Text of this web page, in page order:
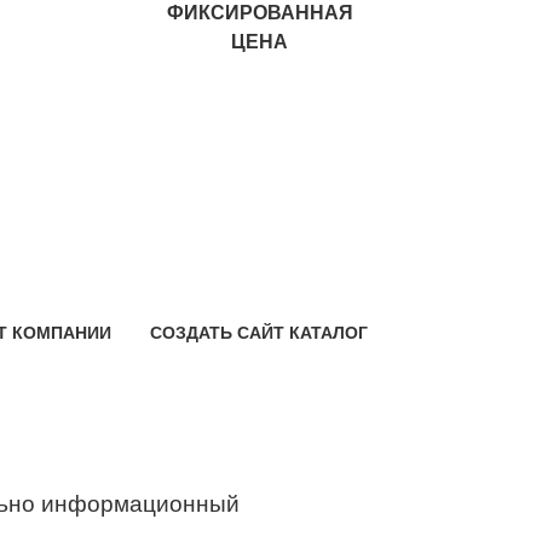
ФИКСИРОВАННАЯ
ЦЕНА
КОМПАНИИ СОЗДАТЬ САЙТ КАТАЛОГ
информационный